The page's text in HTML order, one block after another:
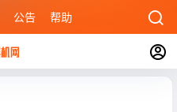
公告 帮助